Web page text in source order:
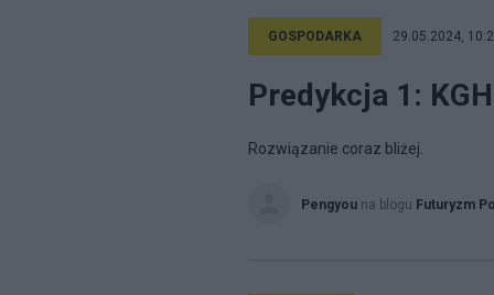
GOSPODARKA 29.05.2024,
Predykcja 1:
Rozwiązanie coraz bliżej.
Pengyou na blogu Futuryzm